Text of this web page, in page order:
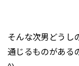
そんな次男どうし
通じるものがある